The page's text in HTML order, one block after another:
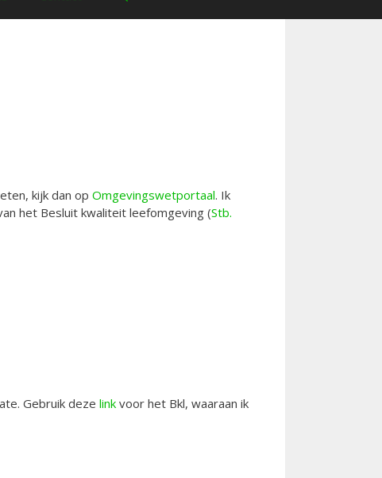
kijk dan op Omgevingswetportaal. Ik
het Besluit kwaliteit leefomgeving (Stb.
Gebruik deze link voor het Bkl, waaraan ik